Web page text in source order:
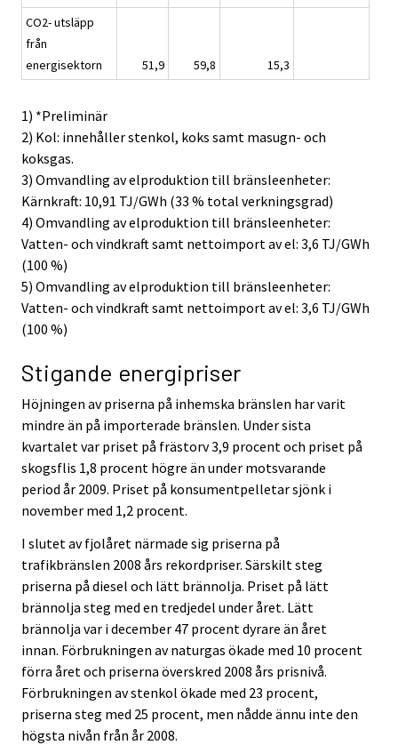
CO2- utsläpp
från
energisektorn
51,9 59,8 15,3
1) *Preliminär
2) Kol: innehåller stenkol, koks samt masugn- och
koksgas.
3) Omvandling av elproduktion till bränsleenheter:
Kärnkraft: 10,91 TJ/GWh (33 % total verkningsgrad)
4) Omvandling av elproduktion till bränsleenheter:
Vatten- och vindkraft samt nettoimport av el: 3,6 TJ/GWh
(100 %)
5) Omvandling av elproduktion till bränsleenheter:
Vatten- och vindkraft samt nettoimport av el: 3,6 TJ/GWh
(100 %)
Stigande energipriser
Höjningen av priserna på inhemska bränslen har varit
mindre än på importerade bränslen. Under sista
kvartalet var priset på frästorv 3,9 procent och priset på
skogsflis 1,8 procent högre än under motsvarande
period år 2009. Priset på konsumentpelletar sjönk i
november med 1,2 procent.
I slutet av fjolåret närmade sig priserna på
trafikbränslen 2008 års rekordpriser. Särskilt steg
priserna på diesel och lätt brännolja. Priset på lätt
brännolja steg med en tredjedel under året. Lätt
brännolja var i december 47 procent dyrare än året
innan. Förbrukningen av naturgas ökade med 10 procent
förra året och priserna överskred 2008 års prisnivå.
Förbrukningen av stenkol ökade med 23 procent,
priserna steg med 25 procent, men nådde ännu inte den
högsta nivån från år 2008.